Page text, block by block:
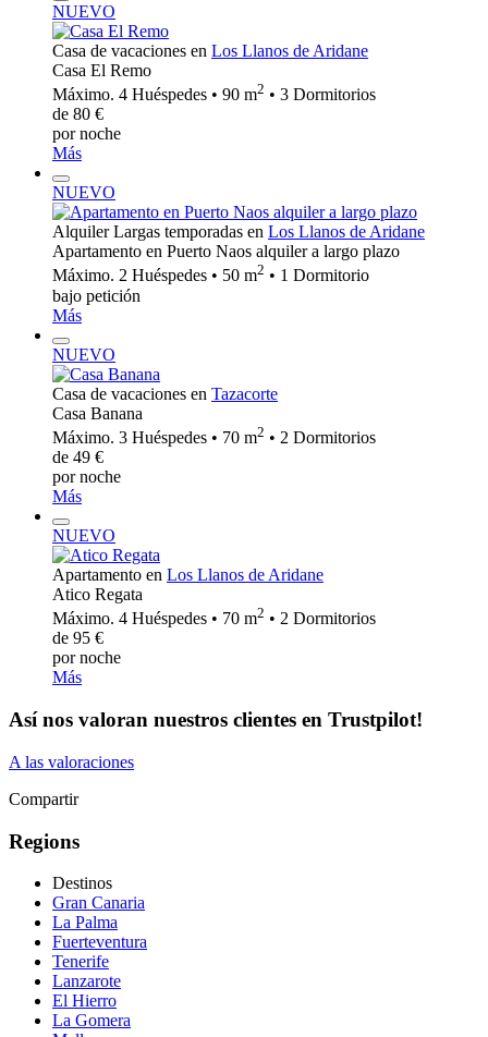
NUEVO
Casa de vacaciones en Los Llanos de Aridane
Casa El Remo
Máximo. 4 Huéspedes • 90 m2 • 3 Dormitorios
de 80 €
por noche
Más
NUEVO
Alquiler Largas temporadas en Los Llanos de Aridane
Apartamento en Puerto Naos alquiler a largo plazo
Máximo. 2 Huéspedes • 50 m2 • 1 Dormitorio
bajo petición
Más
NUEVO
Casa de vacaciones en Tazacorte
Casa Banana
Máximo. 3 Huéspedes • 70 m2 • 2 Dormitorios
de 49 €
por noche
Más
NUEVO
Apartamento en Los Llanos de Aridane
Atico Regata
Máximo. 4 Huéspedes • 70 m2 • 2 Dormitorios
de 95 €
por noche
Más
Así nos valoran nuestros clientes en Trustpilot!
A las valoraciones
Compartir
Regions
Destinos
Gran Canaria
La Palma
Fuerteventura
Tenerife
Lanzarote
El Hierro
La Gomera